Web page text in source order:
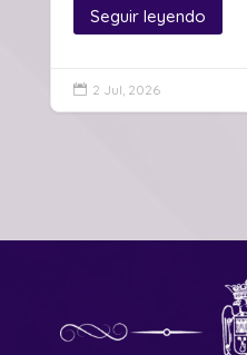
Seguir leyendo
 2 Jul, 2026